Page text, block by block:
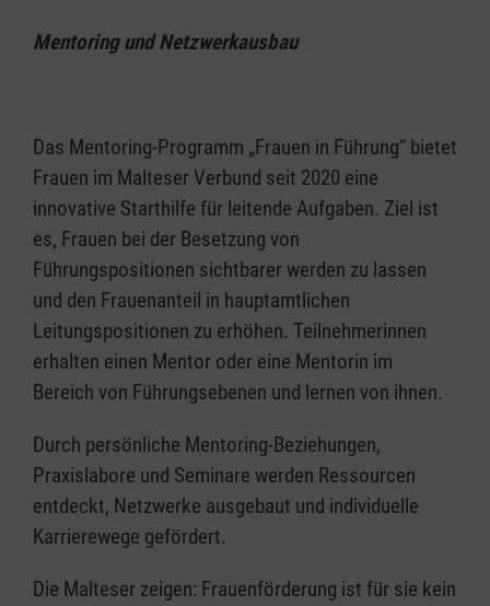
Mentoring und Netzwerkausbau
Das Mentoring-Programm „Frauen in Führung“ bietet
Frauen im Malteser Verbund seit 2020 eine
innovative Starthilfe für leitende Aufgaben. Ziel ist
es, Frauen bei der Besetzung von
Führungspositionen sichtbarer werden zu lassen
und den Frauenanteil in hauptamtlichen
Leitungspositionen zu erhöhen. Teilnehmerinnen
erhalten einen Mentor oder eine Mentorin im
Bereich von Führungsebenen und lernen von ihnen.
Durch persönliche Mentoring-Beziehungen,
Praxislabore und Seminare werden Ressourcen
entdeckt, Netzwerke ausgebaut und individuelle
Karrierewege gefördert.
Die Malteser zeigen: Frauenförderung ist für sie kein